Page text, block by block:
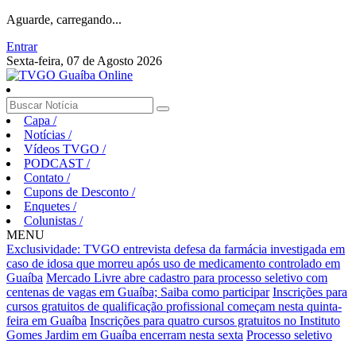
Aguarde, carregando...
Entrar
Sexta-feira, 07 de Agosto 2026
Capa /
Notícias /
Vídeos TVGO /
PODCAST /
Contato /
Cupons de Desconto /
Enquetes /
Colunistas /
MENU
Exclusividade: TVGO entrevista defesa da farmácia investigada em
caso de idosa que morreu após uso de medicamento controlado em
Guaíba Mercado Livre abre cadastro para processo seletivo com
centenas de vagas em Guaíba; Saiba como participar Inscrições para
cursos gratuitos de qualificação profissional começam nesta quinta-
feira em Guaíba Inscrições para quatro cursos gratuitos no Instituto
Gomes Jardim em Guaíba encerram nesta sexta Processo seletivo